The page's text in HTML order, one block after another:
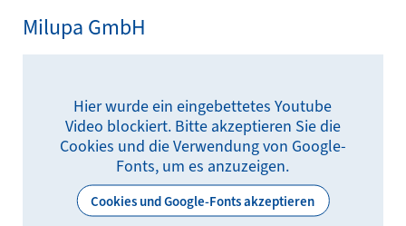
Milupa GmbH
Hier wurde ein eingebettetes Youtube
Video blockiert. Bitte akzeptieren Sie die
Cookies und die Verwendung von Google-
Fonts, um es anzuzeigen.
Cookies und Google-Fonts akzeptieren